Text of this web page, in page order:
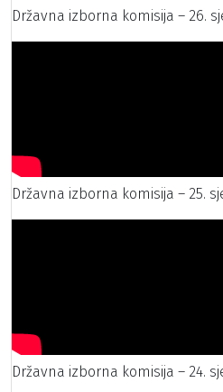
Državna izborna komisija – 26.
Državna izborna komisija – 25.
Državna izborna komisija – 24.